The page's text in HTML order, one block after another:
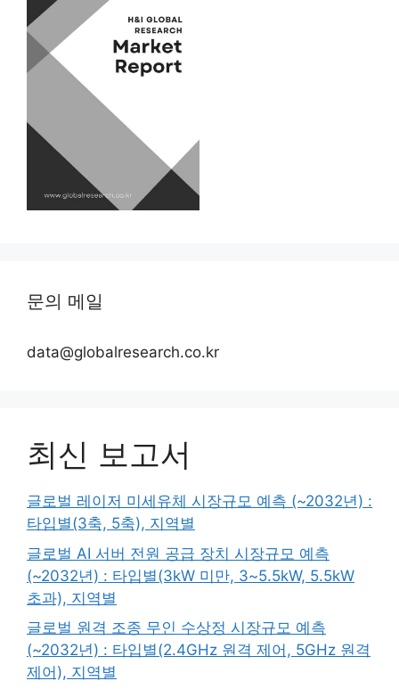
문의 메일
data@globalresearch.co.kr
최신 보고서
글로벌 레이저 미세유체 시장규모 예측 (~2032년) :
타입별(3축, 5축), 지역별
글로벌 AI 서버 전원 공급 장치 시장규모 예측
(~2032년) : 타입별(3kW 미만, 3~5.5kW, 5.5kW
초과), 지역별
글로벌 원격 조종 무인 수상정 시장규모 예측
(~2032년) : 타입별(2.4GHz 원격 제어, 5GHz 원격
제어), 지역별